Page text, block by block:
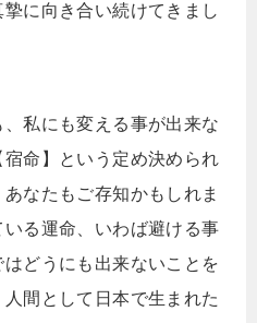
に向き合い続けてきまし
私にも変える事が出来な
命】という定め決められ
なたもご存知かもしれま
る運命、いわば避ける事
どうにも出来ないことを
間として日本で生まれた